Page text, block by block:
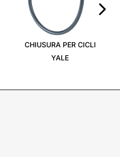
CHIUSURA PER CICLI
YALE